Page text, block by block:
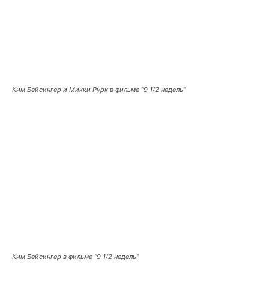
Ким Бейсингер и Микки Рурк в фильме “9 1/2 недель”
Ким Бейсингер в фильме “9 1/2 недель”